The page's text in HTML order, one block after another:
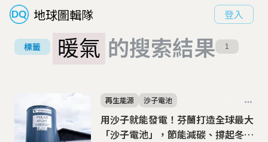
地球圖輯隊 登入
標籤 暖氣 的搜索結果 1
用沙子就能發電！芬蘭打造全球最大
「沙子電池」，節能減碳、撐起冬季
再生能源 沙子電池